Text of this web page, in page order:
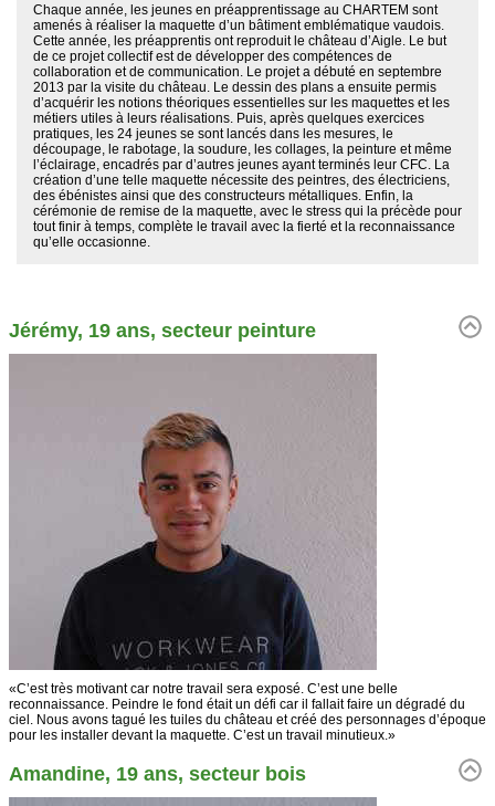
Chaque année, les jeunes en préapprentissage au CHARTEM sont
amenés à réaliser la maquette d’un bâtiment emblématique vaudois.
Cette année, les préapprentis ont reproduit le château d’Aigle. Le but
de ce projet collectif est de développer des compétences de
collaboration et de communication. Le projet a débuté en septembre
2013 par la visite du château. Le dessin des plans a ensuite permis
d’acquérir les notions théoriques essentielles sur les maquettes et les
métiers utiles à leurs réalisations. Puis, après quelques exercices
pratiques, les 24 jeunes se sont lancés dans les mesures, le
découpage, le rabotage, la soudure, les collages, la peinture et même
l’éclairage, encadrés par d’autres jeunes ayant terminés leur CFC. La
création d’une telle maquette nécessite des peintres, des électriciens,
des ébénistes ainsi que des constructeurs métalliques. Enfin, la
cérémonie de remise de la maquette, avec le stress qui la précède pour
tout finir à temps, complète le travail avec la fierté et la reconnaissance
qu’elle occasionne.
Jérémy, 19 ans, secteur peinture
«C’est très motivant car notre travail sera exposé. C’est une belle
reconnaissance. Peindre le fond était un défi car il fallait faire un dégradé du
ciel. Nous avons tagué les tuiles du château et créé des personnages d’époque
pour les installer devant la maquette. C’est un travail minutieux.»
Amandine, 19 ans, secteur bois